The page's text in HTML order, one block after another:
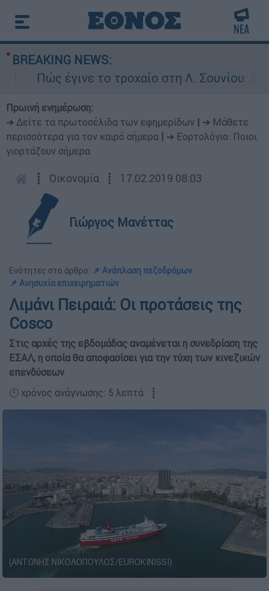
BREAKING NEWS:
Πώς έγινε το τροχαίο στη Λ. Σουνίου: Έκανε
Πρωινή ενημέρωση:
➔ Δείτε τα πρωτοσέλιδα των εφημερίδων
➔ Μάθετε
περισσότερα για τον καιρό σήμερα
➔ Εορτολόγιο: Ποιοι
γιορτάζουν σήμερα
┋ Οικονομία ┋ 17.02.2019 08:03
Γιώργος Μανέττας
Ενότητες στο άρθρο: 📌 Ανάπλαση πεζοδρόμων
📌 Ανησυχία επιχειρηματιών
Λιμάνι Πειραιά: Οι προτάσεις της
Cosco
Στις αρχές της εβδοµάδας αναµένεται η συνεδρίαση της
ΕΣΑΛ, η οποία θα αποφασίσει για την τύχη των κινεζικών
επενδύσεων
🕛 χρόνος ανάγνωσης: 5 λεπτά ┋
(ΑΝΤΩΝΗΣ ΝΙΚΟΛΟΠΟΥΛΟΣ/EUROKINISSI)